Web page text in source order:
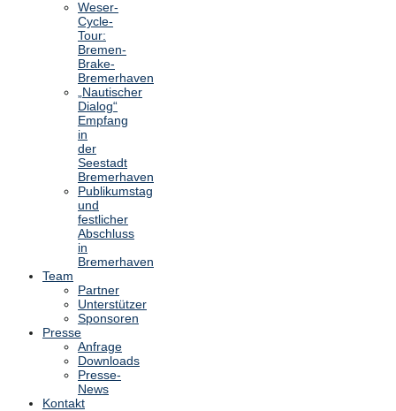
Weser-
Cycle-
Tour:
Bremen-
Brake-
Bremerhaven
„Nautischer
Dialog“
Empfang
in
der
Seestadt
Bremerhaven
Publikumstag
und
festlicher
Abschluss
in
Bremerhaven
Team
Partner
Unterstützer
Sponsoren
Presse
Anfrage
Downloads
Presse-
News
Kontakt